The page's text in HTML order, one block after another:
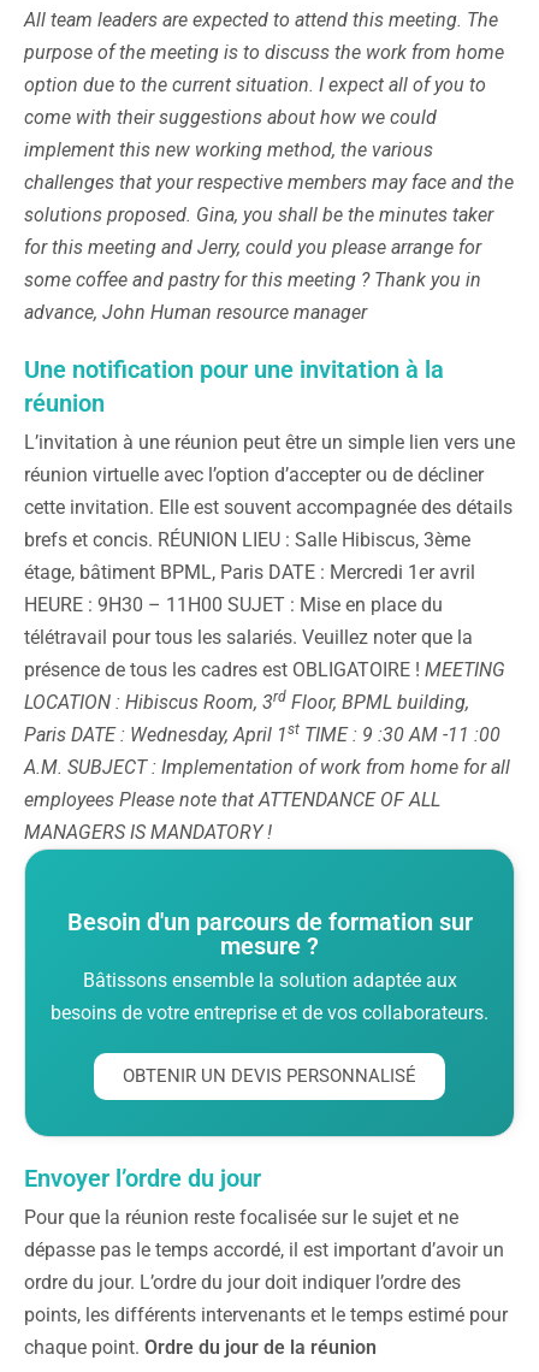
All team leaders are expected to attend this meeting. The
purpose of the meeting is to discuss the work from home
option due to the current situation. I expect all of you to
come with their suggestions about how we could
implement this new working method, the various
challenges that your respective members may face and the
solutions proposed. Gina, you shall be the minutes taker
for this meeting and Jerry, could you please arrange for
some coffee and pastry for this meeting ? Thank you in
advance, John Human resource manager
Une notification pour une invitation à la
réunion
L’invitation à une réunion peut être un simple lien vers une
réunion virtuelle avec l’option d’accepter ou de décliner
cette invitation. Elle est souvent accompagnée des détails
brefs et concis. RÉUNION LIEU : Salle Hibiscus, 3ème
étage, bâtiment BPML, Paris DATE : Mercredi 1er avril
HEURE : 9H30 – 11H00 SUJET : Mise en place du
télétravail pour tous les salariés. Veuillez noter que la
présence de tous les cadres est OBLIGATOIRE ! MEETING
LOCATION : Hibiscus Room, 3rd Floor, BPML building,
Paris DATE : Wednesday, April 1st TIME : 9 :30 AM -11 :00
A.M. SUBJECT : Implementation of work from home for all
employees Please note that ATTENDANCE OF ALL
MANAGERS IS MANDATORY !
Besoin d'un parcours de formation sur
mesure ?
Bâtissons ensemble la solution adaptée aux
besoins de votre entreprise et de vos collaborateurs.
OBTENIR UN DEVIS PERSONNALISÉ
Envoyer l’ordre du jour
Pour que la réunion reste focalisée sur le sujet et ne
dépasse pas le temps accordé, il est important d’avoir un
ordre du jour. L’ordre du jour doit indiquer l’ordre des
points, les différents intervenants et le temps estimé pour
chaque point. Ordre du jour de la réunion